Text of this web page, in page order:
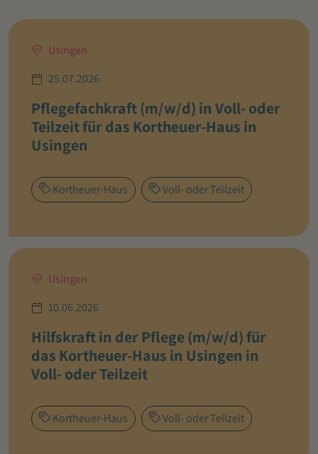
Usingen
25.07.2026
Pflegefachkraft (m/w/d) in Voll- oder
Teilzeit für das Kortheuer-Haus in
Usingen
Kortheuer-Haus Voll- oder Teilzeit
Usingen
10.06.2026
Hilfskraft in der Pflege (m/w/d) für
das Kortheuer-Haus in Usingen in
Voll- oder Teilzeit
Kortheuer-Haus Voll- oder Teilzeit